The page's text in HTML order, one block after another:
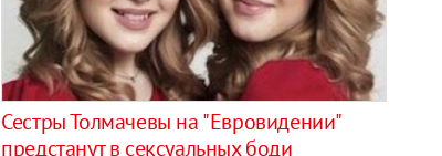
Сестры Толмачевы на "Евровидении"
предстанут в сексуальных боди